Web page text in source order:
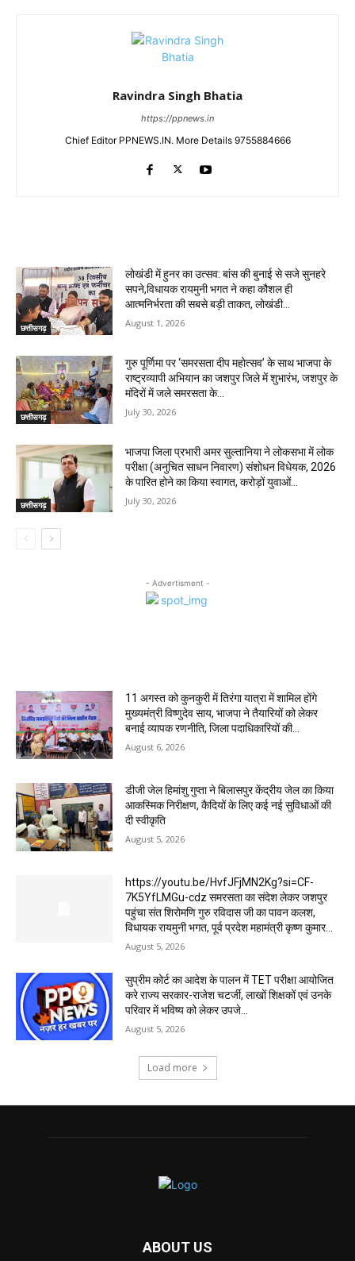
Ravindra Singh Bhatia
https://ppnews.in
Chief Editor PPNEWS.IN. More Details 9755884666
छत्तीसगढ़
लोखंडी में हुनर का उत्सव: बांस की बुनाई से सजे सुनहरे
सपने,विधायक रायमुनी भगत ने कहा कौशल ही
आत्मनिर्भरता की सबसे बड़ी ताकत, लोखंडी...
August 1, 2026
छत्तीसगढ़
गुरु पूर्णिमा पर ‘समरसता दीप महोत्सव’ के साथ भाजपा के
राष्ट्रव्यापी अभियान का जशपुर जिले में शुभारंभ, जशपुर के
मंदिरों में जले समरसता के...
July 30, 2026
छत्तीसगढ़
भाजपा जिला प्रभारी अमर सुल्तानिया ने लोकसभा में लोक
परीक्षा (अनुचित साधन निवारण) संशोधन विधेयक, 2026
के पारित होने का किया स्वागत, करोड़ों युवाओं...
July 30, 2026
- Advertisment -
11 अगस्त को कुनकुरी में तिरंगा यात्रा में शामिल होंगे
मुख्यमंत्री विष्णुदेव साय, भाजपा ने तैयारियों को लेकर
बनाई व्यापक रणनीति, जिला पदाधिकारियों की...
August 6, 2026
डीजी जेल हिमांशु गुप्ता ने बिलासपुर केंद्रीय जेल का किया
आकस्मिक निरीक्षण, कैदियों के लिए कई नई सुविधाओं की
दी स्वीकृति
August 5, 2026
https://youtu.be/HvfJFjMN2Kg?si=CF-
7K5YfLMGu-cdz समरसता का संदेश लेकर जशपुर
पहुंचा संत शिरोमणि गुरु रविदास जी का पावन कलश,
विधायक रायमुनी भगत, पूर्व प्रदेश महामंत्री कृष्ण कुमार...
August 5, 2026
सुप्रीम कोर्ट का आदेश के पालन में TET परीक्षा आयोजित
करे राज्य सरकार-राजेश चटर्जी, लाखों शिक्षकों एवं उनके
परिवार में भविष्य को लेकर उपजे...
August 5, 2026
Load more
ABOUT US